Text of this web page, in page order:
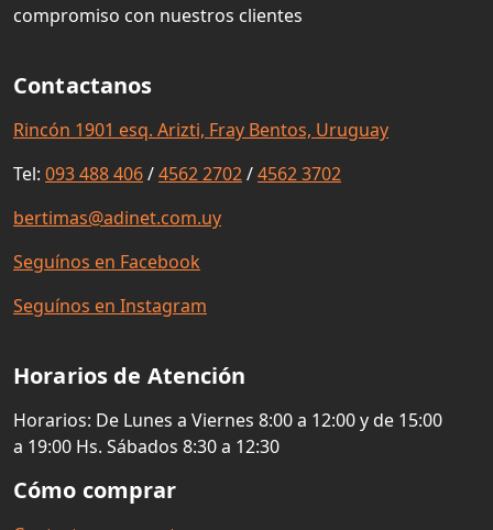
compromiso con nuestros clientes
Contactanos
Rincón 1901 esq. Arizti, Fray Bentos, Uruguay
Tel: 093 488 406/4562 2702/4562 3702
bertimas@adinet.com.uy
Seguínos en Facebook
Seguínos en Instagram
Horarios de Atención
Horarios: De Lunes a Viernes 8:00 a 12:00 y de 15:00
a 19:00 Hs. Sábados 8:30 a 12:30
Cómo comprar